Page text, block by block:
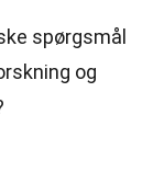
spørgsmål
og